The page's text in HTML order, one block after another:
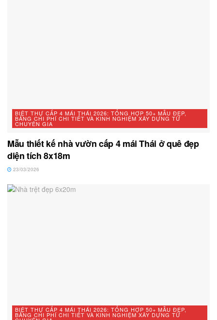
BIỆT THỰ CẤP 4 MÁI THÁI 2026: TỔNG HỢP 50+ MẪU ĐẸP,
BẢNG CHI PHÍ CHI TIẾT VÀ KINH NGHIỆM XÂY DỰNG TỪ
CHUYÊN GIA
Mẫu thiết kế nhà vườn cấp 4 mái Thái ở quê đẹp
diện tích 8x18m
23/03/2026
BIỆT THỰ CẤP 4 MÁI THÁI 2026: TỔNG HỢP 50+ MẪU ĐẸP,
BẢNG CHI PHÍ CHI TIẾT VÀ KINH NGHIỆM XÂY DỰNG TỪ